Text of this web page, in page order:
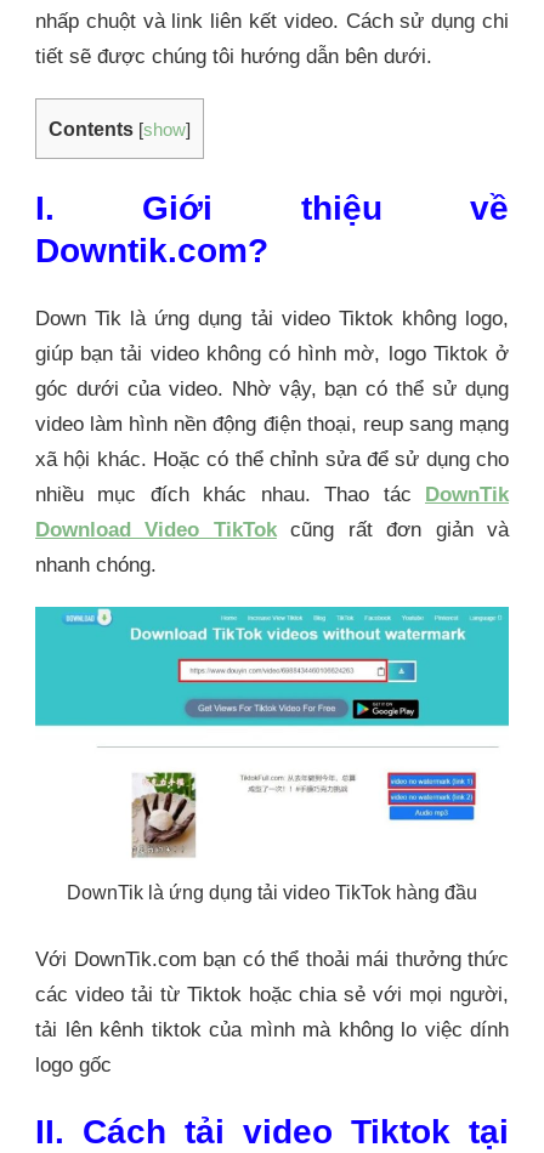
nhấp chuột và link liên kết video. Cách sử dụng chi
tiết sẽ được chúng tôi hướng dẫn bên dưới.
Contents [show]
I. Giới thiệu về
Downtik.com?
Down Tik là ứng dụng tải video Tiktok không logo,
giúp bạn tải video không có hình mờ, logo Tiktok ở
góc dưới của video. Nhờ vậy, bạn có thể sử dụng
video làm hình nền động điện thoại, reup sang mạng
xã hội khác. Hoặc có thể chỉnh sửa để sử dụng cho
nhiều mục đích khác nhau. Thao tác DownTik
Download Video TikTokcũng rất đơn giản và
nhanh chóng.
DownTik là ứng dụng tải video TikTok hàng đầu
Với DownTik.com bạn có thể thoải mái thưởng thức
các video tải từ Tiktok hoặc chia sẻ với mọi người,
tải lên kênh tiktok của mình mà không lo việc dính
logo gốc
II. Cách tải video Tiktok tại